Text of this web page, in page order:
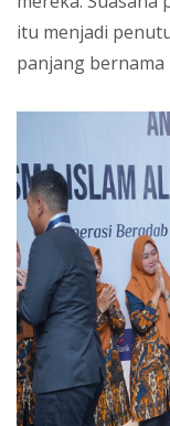
itu menjadi
panjang